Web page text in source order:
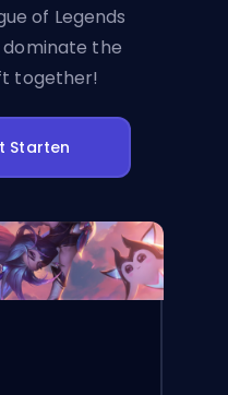
of Legends
dominate the
together!
Starten